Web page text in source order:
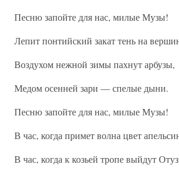
Песню запойте для нас, милые Музы!
Лепит понтийский закат тень на
Воздухом нежной зимы пахнут арбузы,
Медом осенней зари — спелые дыни.
Песню запойте для нас, милые Музы!
В час, когда примет волна цвет
В час, когда к козьей тропе выйдут